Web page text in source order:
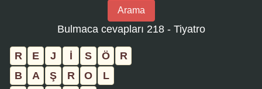
Oyunu
bulmaca
numarasını
girin
ve
Arama
Bulmaca cevapları 218 - Tiyatro
R E J İ S Ö
R
B
A Ş R O
L